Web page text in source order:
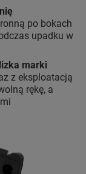
po bokach
upadku w
marki
z eksploatacją
rękę, a